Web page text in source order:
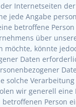
Internetseiten der
jede Angabe
betroffene
über
möchte, könnte
Daten
solche
wir generell
betroffenen Person